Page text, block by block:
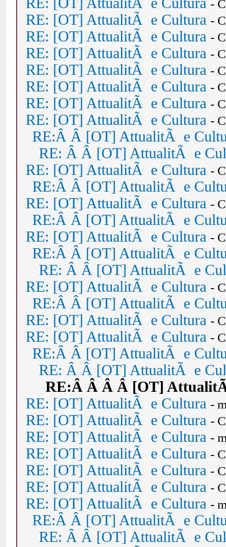
-
RE: [OT] AttualitÃ e Cultura -
RE: [OT] AttualitÃ e Cultura -
RE: [OT] AttualitÃ e Cultura -
RE: [OT] AttualitÃ e Cultura -
RE: [OT] AttualitÃ e Cultura -
RE: [OT] AttualitÃ e Cultura -
RE: [OT] AttualitÃ e Cultura -
RE:Â Â [OT] AttualitÃ e
RE: Â Â [OT] AttualitÃ e
RE: [OT] AttualitÃ e Cultura -
RE:Â Â [OT] AttualitÃ e
RE: [OT] AttualitÃ e Cultura -
RE:Â Â [OT] AttualitÃ e
RE: [OT] AttualitÃ e Cultura -
RE:Â Â [OT] AttualitÃ e
RE: Â Â [OT] AttualitÃ e
RE: [OT] AttualitÃ e Cultura -
RE:Â Â [OT] AttualitÃ e
RE: [OT] AttualitÃ e Cultura -
RE: [OT] AttualitÃ e Cultura -
RE:Â Â [OT] AttualitÃ e
RE: Â Â [OT] AttualitÃ e
RE:Â Â Â Â [OT]
RE: [OT] AttualitÃ e Cultura -
RE: [OT] AttualitÃ e Cultura -
RE: [OT] AttualitÃ e Cultura -
RE: [OT] AttualitÃ e Cultura -
RE: [OT] AttualitÃ e Cultura -
RE: [OT] AttualitÃ e Cultura -
RE: [OT] AttualitÃ e Cultura -
RE:Â Â [OT] AttualitÃ e
RE: Â Â [OT] AttualitÃ e